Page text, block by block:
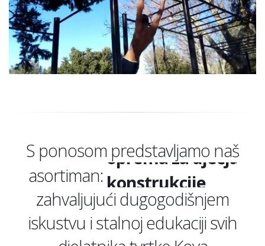
S ponosom predstavljamo naš
asortiman:
oprema za dječja
konstrukcije
urbana oprema
stambeni
zahvaljujući dugogodišnjem
iskustvu i stalnoj edukaciji svih